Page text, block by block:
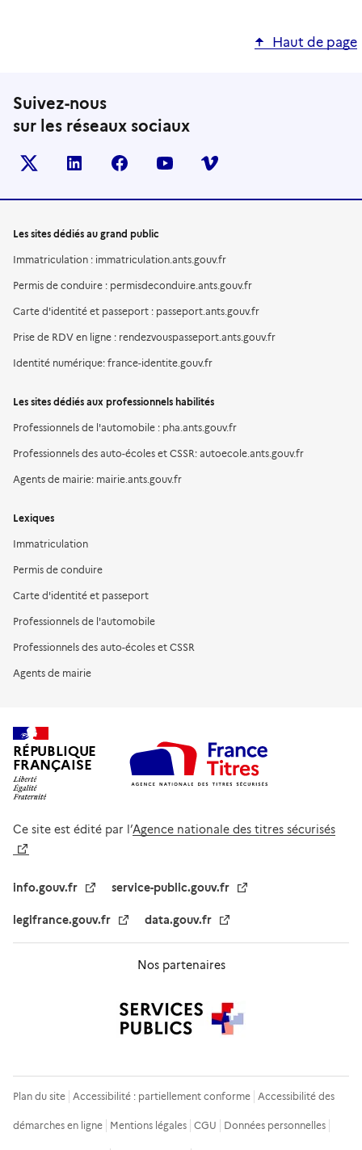
Haut de page
Suivez-nous
sur les réseaux sociaux
X (anciennement TWITTER)
LINKEDINFACEBOOKYOUTUBEVIMEO
Les sites dédiés au grand public
Immatriculation : immatriculation.ants.gouv.fr
Permis de conduire : permisdeconduire.ants.gouv.fr
Carte d'identité et passeport : passeport.ants.gouv.fr
Prise de RDV en ligne : rendezvouspasseport.ants.gouv.fr
Identité numérique: france-identite.gouv.fr
Les sites dédiés aux professionnels habilités
Professionnels de l'automobile : pha.ants.gouv.fr
Professionnels des auto-écoles et CSSR: autoecole.ants.gouv.fr
Agents de mairie: mairie.ants.gouv.fr
Lexiques
Immatriculation
Permis de conduire
Carte d'identité et passeport
Professionnels de l'automobile
Professionnels des auto-écoles et CSSR
Agents de mairie
RÉPUBLIQUE
FRANÇAISE
Ce site est édité par l’Agence nationale des titres sécurisés
info.gouv.fr service-public.gouv.fr
legifrance.gouv.fr data.gouv.fr
Nos partenaires
Plan du site Accessibilité : partiellement conforme Accessibilité des
démarches en ligne Mentions légales CGU Données personnelles